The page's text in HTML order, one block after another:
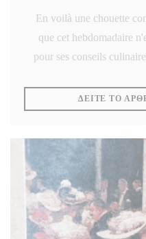
En voilà une chouette
que cet hebdomadaire
pour ses conseils
ΔΕΊΤΕ ΤΟ